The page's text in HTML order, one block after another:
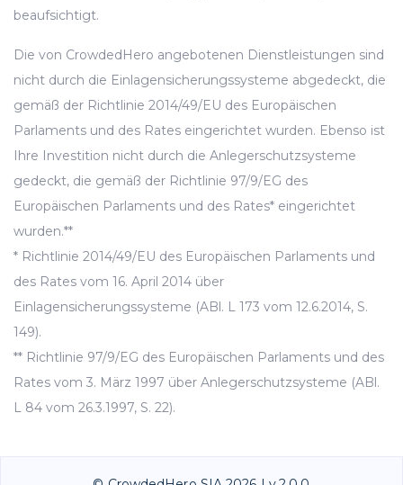
beaufsichtigt.
Die von CrowdedHero angebotenen Dienstleistungen sind
nicht durch die Einlagensicherungssysteme abgedeckt, die
gemäß der Richtlinie 2014/49/EU des Europäischen
Parlaments und des Rates eingerichtet wurden. Ebenso ist
Ihre Investition nicht durch die Anlegerschutzsysteme
gedeckt, die gemäß der Richtlinie 97/9/EG des
Europäischen Parlaments und des Rates* eingerichtet
wurden.**
* Richtlinie 2014/49/EU des Europäischen Parlaments und
des Rates vom 16. April 2014 über
Einlagensicherungssysteme (ABl. L 173 vom 12.6.2014, S.
149).
** Richtlinie 97/9/EG des Europäischen Parlaments und des
Rates vom 3. März 1997 über Anlegerschutzsysteme (ABl.
L 84 vom 26.3.1997, S. 22).